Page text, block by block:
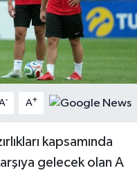
- A+
kapsamında
gelecek olan A